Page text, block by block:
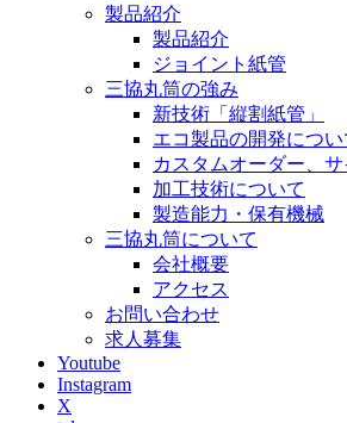
製品紹介
製品紹介
ジョイント紙管
三協丸筒の強み
新技術「縦割紙管」
エコ製品の開発につい
カスタムオーダー、
加工技術について
製造能力・保有機械
三協丸筒について
会社概要
アクセス
お問い合わせ
求人募集
Youtube
Instagram
X